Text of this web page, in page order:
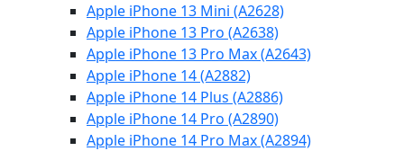
Apple iPhone 13 Mini (A2628)
Apple iPhone 13 Pro (A2638)
Apple iPhone 13 Pro Max (A2643)
Apple iPhone 14 (A2882)
Apple iPhone 14 Plus (A2886)
Apple iPhone 14 Pro (A2890)
Apple iPhone 14 Pro Max (A2894)